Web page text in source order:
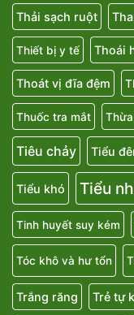
Thải sạch ruột
Thiết bị y tế Thoái
Thoát vị đĩa đệm
Thuốc tra mắt
Tiêu chảy Tiểu
Tiểu khó Tiểu
Tinh huyết suy kém
Tóc khô và hư tổn
Trắng răng Trẻ tự